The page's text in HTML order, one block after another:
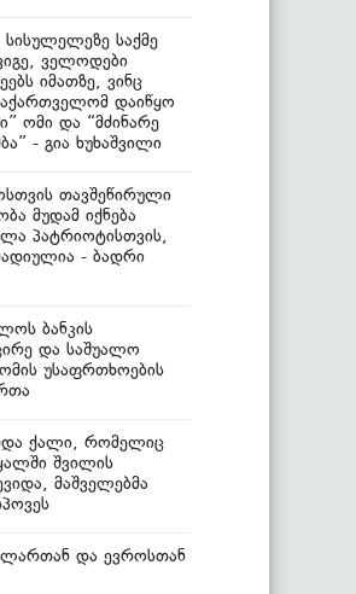
სისულელეზე საქმე
ველოდები
იმათზე, ვინც
დაიწყო
ომი და “მძინარე
- გია ხუხაშვილი
თავშეწირული
მუდამ იქნება
პატრიოტისთვის,
- ბადრი
ბანკის
და საშუალო
უსაფრთხოების
ქალი, რომელიც
შვილის
მაშველებმა
და ევროსთან